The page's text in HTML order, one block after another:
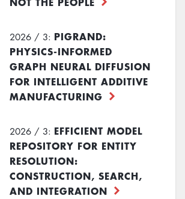
2026 / 3: PIGRAND:
PHYSICS-INFORMED
GRAPH NEURAL DIFFUSION
FOR INTELLIGENT ADDITIVE
MANUFACTURING
2026 / 3: EFFICIENT MODEL
REPOSITORY FOR ENTITY
RESOLUTION:
CONSTRUCTION, SEARCH,
AND INTEGRATION